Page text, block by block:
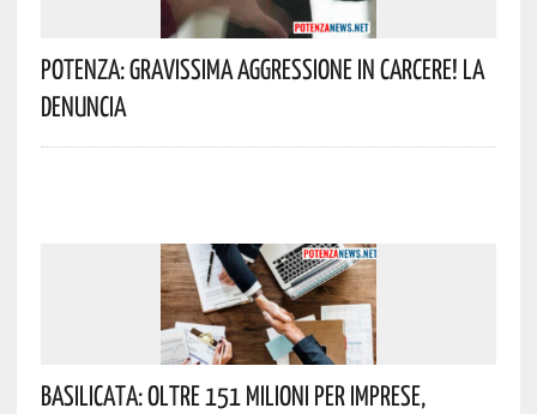
Potenza: Gravissima Aggressione In Carcere! La
Denuncia
Basilicata: Oltre 151 Milioni Per Imprese,